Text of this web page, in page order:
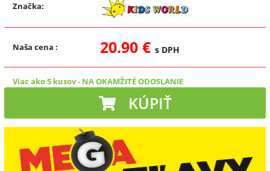
Značka:
Naša cena : 20.90 € s DPH
Viac ako 5 kusov- NA OKAMŽITÉ ODOSLANIE
KÚPIŤ